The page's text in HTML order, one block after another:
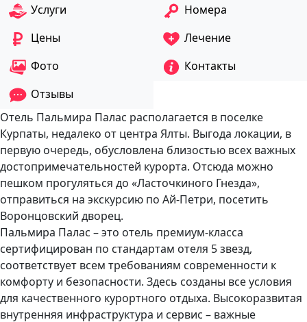
Услуги
Номера
Цены
Лечение
Фото
Контакты
Отзывы
Отель Пальмира Палас располагается в поселке
Курпаты, недалеко от центра Ялты. Выгода локации, в
первую очередь, обусловлена близостью всех важных
достопримечательностей курорта. Отсюда можно
пешком прогуляться до «Ласточкиного Гнезда»,
отправиться на экскурсию по Ай-Петри, посетить
Воронцовский дворец.
Пальмира Палас – это отель премиум-класса
сертифицирован по стандартам отеля 5 звезд,
соответствует всем требованиям современности к
комфорту и безопасности. Здесь созданы все условия
для качественного курортного отдыха. Высокоразвитая
внутренняя инфраструктура и сервис – важные